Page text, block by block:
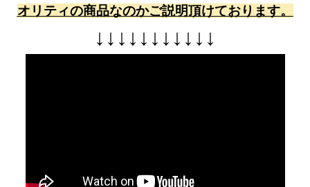
オリティの商品なのかご説明頂けております。
↓ ↓ ↓ ↓ ↓ ↓ ↓ ↓ ↓ ↓ ↓